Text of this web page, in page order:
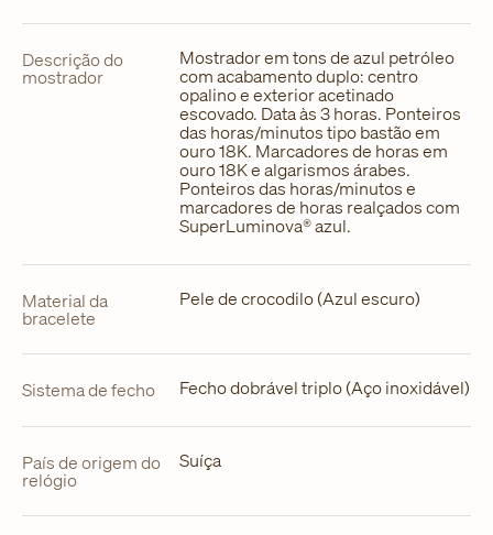
Descrição do
mostrador
Mostrador em tons de azul petróleo
com acabamento duplo: centro
opalino e exterior acetinado
escovado. Data às 3 horas. Ponteiros
das horas/minutos tipo bastão em
ouro 18K. Marcadores de horas em
ouro 18K e algarismos árabes.
Ponteiros das horas/minutos e
marcadores de horas realçados com
SuperLuminova® azul.
Material da
bracelete
Pele de crocodilo (Azul escuro)
Sistema de fecho Fecho dobrável triplo (Aço inoxidável)
País de origem do
relógio
Suíça